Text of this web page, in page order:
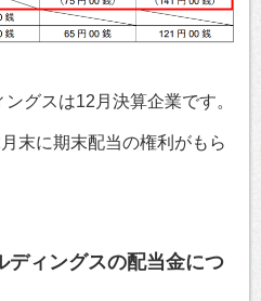
グスは12月決算企業です。
末に期末配当の権利がもら
ディングスの配当金につ